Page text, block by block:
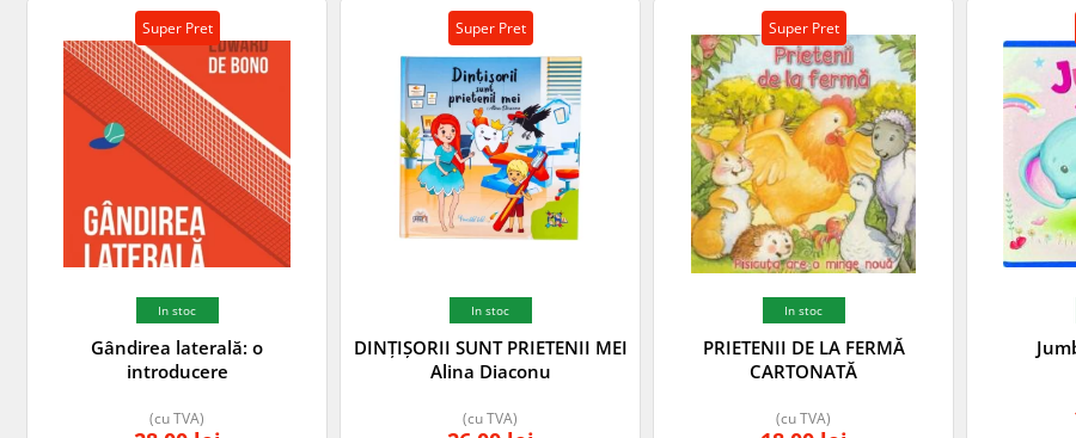
Super Pret
In stoc
Gândirea laterală: o
introducere
(cu TVA)
Super Pret
In stoc
DINȚIȘORII SUNT PRIETENII MEI
Alina Diaconu
(cu TVA)
Super Pret
In stoc
PRIETENII DE LA FERMĂ
CARTONATĂ
(cu TVA)